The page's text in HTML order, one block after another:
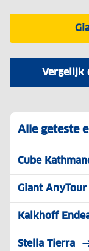
Vergelijk
Alle geteste
Cube
Giant AnyTour
Kalkhoff
Stella Tierra